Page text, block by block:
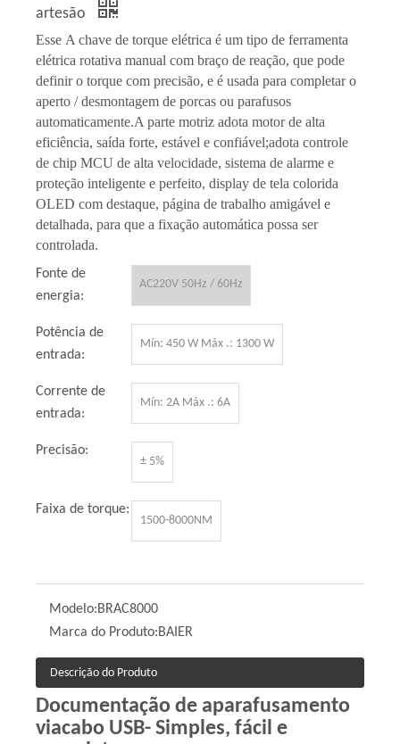
artesão
Esse A chave de torque elétrica é um tipo de ferramenta
elétrica rotativa manual com braço de reação, que pode
definir o torque com precisão, e é usada para completar o
aperto / desmontagem de porcas ou parafusos
automaticamente.A parte motriz adota motor de alta
eficiência, saída forte, estável e confiável;adota controle
de chip MCU de alta velocidade, sistema de alarme e
proteção inteligente e perfeito, display de tela colorida
OLED com destaque, página de trabalho amigável e
detalhada, para que a fixação automática possa ser
controlada.
Fonte de
energia:
AC220V 50Hz / 60Hz
Potência de
entrada:
Mín: 450 W Máx .: 1300 W
Corrente de
entrada:
Mín: 2A Máx .: 6A
Precisão:
± 5%
Faixa de torque:
1500-8000NM
Modelo:BRAC8000
Marca do Produto:BAIER
Descrição do Produto
Documentação de aparafusamento
viacabo USB- Simples, fácil e